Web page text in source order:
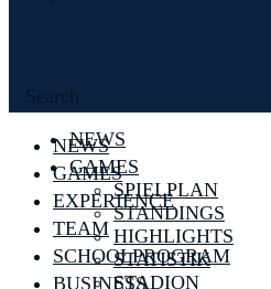
Search
NEWS
GAMES
SPIELPLAN
STANDINGS
HIGHLIGHTS
STATISTIK
STADION
NEWS
GAMES
EXPERIENCE
TEAM
SCHOOLPROGRAM
BUSINESS